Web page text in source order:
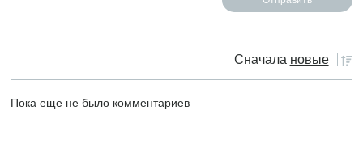
Сначала новые
Пока еще не было комментариев